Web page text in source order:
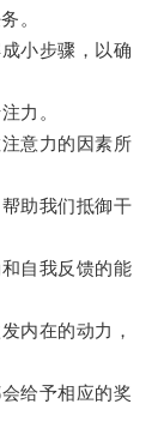
。
小步骤，以确
力。
意力的因素所
助我们抵御干
自我反馈的能
内在的动力，
给予相应的奖